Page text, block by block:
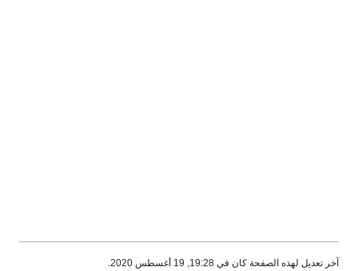
آخر تعديل لهذه الصفحة كان في 19:28, 19 أغسطس 2020.